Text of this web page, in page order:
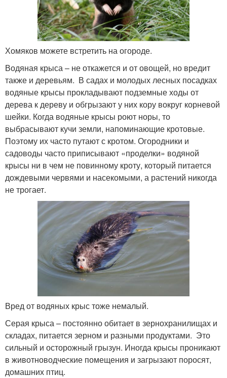
Хомяков можете встретить на огороде.
Водяная крыса – не откажется и от овощей, но вредит
также и деревьям. В садах и молодых лесных посадках
водяные крысы прокладывают подземные ходы от
дерева к дереву и обгрызают у них кору вокруг корневой
шейки. Когда водяные крысы роют норы, то
выбрасывают кучи земли, напоминающие кротовые.
Поэтому их часто путают с кротом. Огородники и
садоводы часто приписывают «проделки» водяной
крысы ни в чем не повинному кроту, который питается
дождевыми червями и насекомыми, а растений никогда
не трогает.
Вред от водяных крыс тоже немалый.
Серая крыса – постоянно обитает в зернохранилищах и
складах, питается зерном и разными продуктами. Это
сильный и осторожный грызун. Иногда крысы проникают
в животноводческие помещения и загрызают поросят,
домашних птиц.